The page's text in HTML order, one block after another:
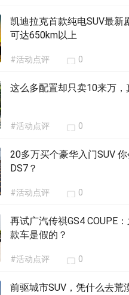
凯迪拉克首款纯电SUV最新
可达650km以上
#活动点评 0
这么多配置却只卖10来万，
#活动点评 0
20多万买个豪华入门SUV
DS7？
#活动点评 0
再试广汽传祺GS4 COUPE
款车是假的？
#活动点评 0
前驱城市SUV，凭什么去荒